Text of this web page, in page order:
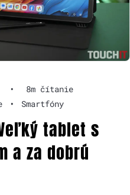
•
8m čítanie
• Smartfóny
Veľký tablet s
a za dobrú